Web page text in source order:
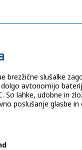
brezžične slušalke
dolgo avtonomijo
So lahke, udobne in
poslušanje glasbe